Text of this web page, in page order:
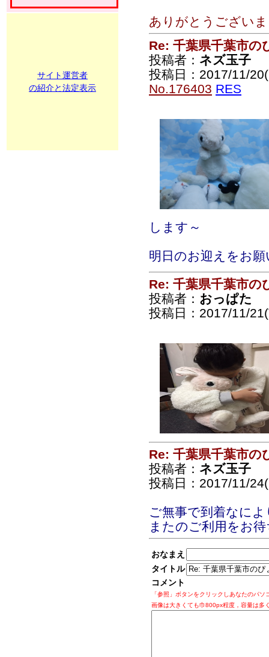
サイト運営者
の紹介と法定表示
ありがとうござい
Re: 千葉県千葉市の
投稿者： ネズ玉子
投稿日：2017/11/
No.176403 RES
します～
明日のお迎えをお
Re: 千葉県千葉市の
投稿者： おっぱた
投稿日：2017/11/
Re: 千葉県千葉市の
投稿者： ネズ玉子
投稿日：2017/11/
ご無事で到着なに
またのご利用をお
おなまえ
タイトル
コメント
「参照」ボタンをクリックしあなたのパ
画像は大きくても巾800px程度，容量は多